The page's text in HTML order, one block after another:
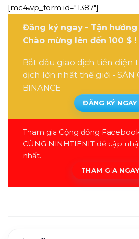
[mc4wp_form id="1387"]
Đăng ký ngay - Tận
Chào mừng lên đến 100 $ !
Bắt đầu giao dịch tiền điện
dịch lớn nhất thế giới - SÀN
BINANCE
ĐĂNG KÝ NGAY
Tham gia Cộng đồng
CÙNG NINHTIENIT để cập
nhất.
THAM GIA NGAY